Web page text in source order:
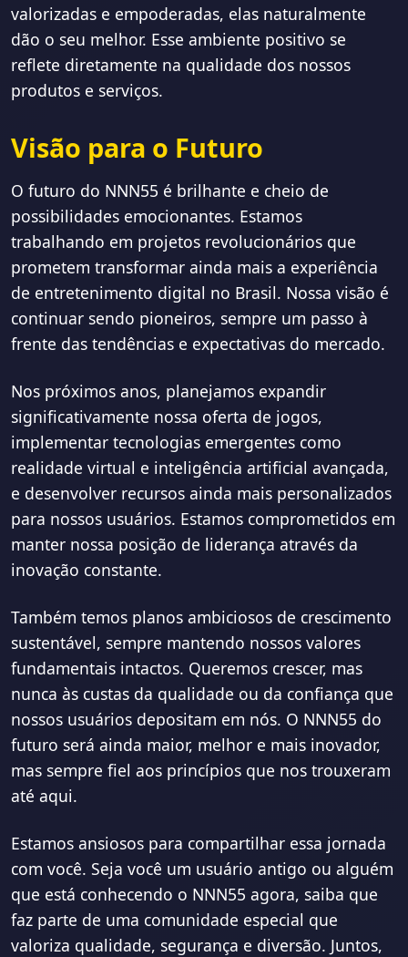
valorizadas e empoderadas, elas naturalmente
dão o seu melhor. Esse ambiente positivo se
reflete diretamente na qualidade dos nossos
produtos e serviços.
Visão para o Futuro
O futuro do NNN55 é brilhante e cheio de
possibilidades emocionantes. Estamos
trabalhando em projetos revolucionários que
prometem transformar ainda mais a experiência
de entretenimento digital no Brasil. Nossa visão é
continuar sendo pioneiros, sempre um passo à
frente das tendências e expectativas do mercado.
Nos próximos anos, planejamos expandir
significativamente nossa oferta de jogos,
implementar tecnologias emergentes como
realidade virtual e inteligência artificial avançada,
e desenvolver recursos ainda mais personalizados
para nossos usuários. Estamos comprometidos em
manter nossa posição de liderança através da
inovação constante.
Também temos planos ambiciosos de crescimento
sustentável, sempre mantendo nossos valores
fundamentais intactos. Queremos crescer, mas
nunca às custas da qualidade ou da confiança que
nossos usuários depositam em nós. O NNN55 do
futuro será ainda maior, melhor e mais inovador,
mas sempre fiel aos princípios que nos trouxeram
até aqui.
Estamos ansiosos para compartilhar essa jornada
com você. Seja você um usuário antigo ou alguém
que está conhecendo o NNN55 agora, saiba que
faz parte de uma comunidade especial que
valoriza qualidade, segurança e diversão. Juntos,